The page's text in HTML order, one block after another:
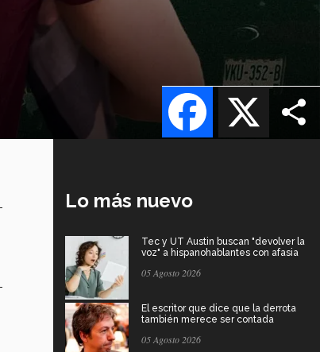
X
Facebook
Lo más nuevo
Tec y UT Austin buscan "devolver la
voz" a hispanohablantes con afasia
05 Agosto 2026
El escritor que dice que la derrota
también merece ser contada
05 Agosto 2026